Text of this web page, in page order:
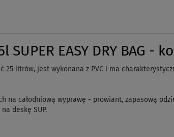
SUPER EASY DRY BAG -
25 litrów, jest wykonana z PVC i ma
całodniową wyprawę - prowiant, zapasową
deskę SUP.